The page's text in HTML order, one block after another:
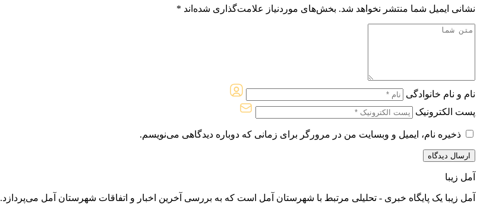
نشانی ایمیل شما منتشر نخواهد شد. بخش‌های موردنیاز علامت‌گذاری شده‌اند *
نام و نام خانوادگی
پست الکترونیک
ذخیره نام، ایمیل و وبسایت من در مرورگر برای زمانی که دوباره دیدگاهی می‌نویسم.
آمل زیبا
آمل زیبا یک پایگاه خبری - تحلیلی مرتبط با شهرستان آمل است که به بررسی آخرین اخبار و اتفاقات شهرستان آمل می‌پردازد.